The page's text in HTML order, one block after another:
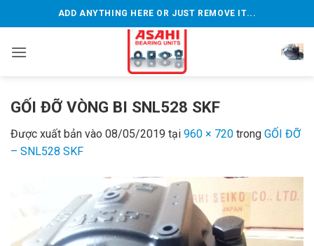
qua
dung
ADD ANYTHING HERE OR JUST REMOVE IT...
GỐI ĐỠ VÒNG BI SNL528 SKF
Được xuất bản vào 08/05/2019 tại 960 × 720 trong GỐI ĐỠ
– SNL528 SKF